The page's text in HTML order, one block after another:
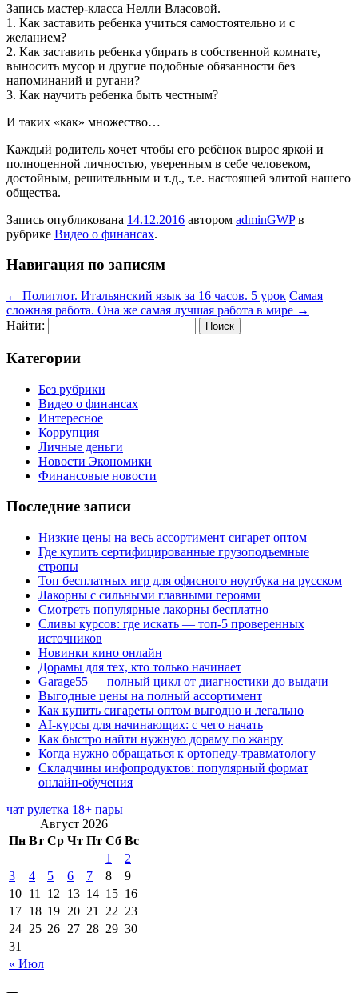
Зaпись мaстeр-клaссa Нелли Власовой.
1. Как заставить ребенка учиться самостоятельно и с
желанием?
2. Как заставить ребенка убирать в собственной комнате,
выносить мусор и другие подобные обязанности без
напоминаний и ругани?
3. Как научить ребенка быть честным?
И таких «как» множество…
Каждый родитель хочет чтобы его ребёнок вырос яркой и
полноценной личностью, уверенным в себе человеком,
достойным, решительным и т.д., т.е. настоящей элитой нашего
общества.
Запись опубликована 14.12.2016 автором adminGWPв
рубрике Видео о финансах.
Навигация по записям
← Полиглот. Итальянский язык за 16 часов. 5 урок Самая
сложная работа. Она же самая лучшая работа в мире →
Найти:
Категории
Без рубрики
Видео о финансах
Интересное
Коррупция
Личные деньги
Новости Экономики
Финансовые новости
Последние записи
Низкие цены на весь ассортимент сигарет оптом
Где купить сертифицированные грузоподъемные
стропы
Топ бесплатных игр для офисного ноутбука на русском
Лакорны с сильными главными героями
Смотреть популярные лакорны бесплатно
Сливы курсов: где искать — топ-5 проверенных
источников
Новинки кино онлайн
Дорамы для тех, кто только начинает
Garage55 — полный цикл от диагностики до выдачи
Выгодные цены на полный ассортимент
Как купить сигареты оптом выгодно и легально
AI-курсы для начинающих: с чего начать
Как быстро найти нужную дораму по жанру
Когда нужно обращаться к ортопеду-травматологу
Складчины инфопродуктов: популярный формат
онлайн-обучения
чат рулетка 18+ пары
Август 2026
Пн Вт Ср Чт Пт Сб Вс
« Июл
1
2
3
4 5 6 7 8
9
10 11 12 13 14 15 16
17 18 19 20 21 22 23
24 25 26 27 28 29 30
31